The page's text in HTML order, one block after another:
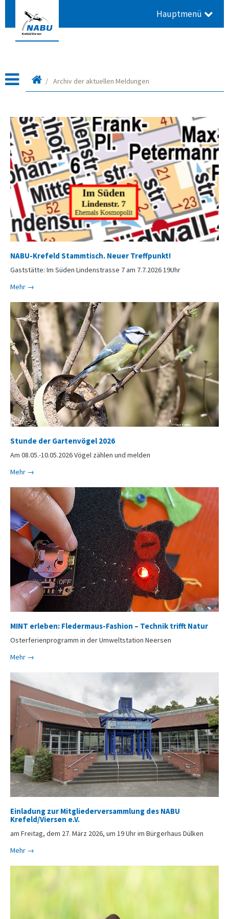
Hauptmenü
Startseite
Archiv der aktuellen Meldungen
NABU-Krefeld Stammtisch. Neuer Treffpunkt!
Gaststätte: Im Süden Lindenstrasse 7 am 7.7.2026 19Uhr
Mehr →
Stunde der Gartenvögel 2026
Am 08.05.-10.05.2026 Vögel zählen und melden
Mehr →
MINT erleben: Fledermaus-Fashion – Technik trifft Natur
Osterferienprogramm in der Umweltstation Neersen
Mehr →
Einladung zur Mitgliederversammlung des NABU
Krefeld/Viersen e.V.
am Freitag, dem 27. März 2026, um 19 Uhr im Bürgerhaus Dülken
Mehr →